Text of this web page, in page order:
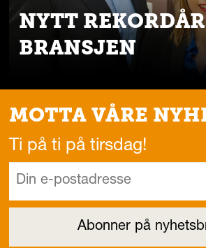
NYTT
BRANSJEN
MOTTA VÅRE
Ti på ti på tirsdag!